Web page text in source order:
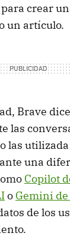
crear
un artículo.
Brave
las
las utilizada
una
Copilot
o Gemini de
de los